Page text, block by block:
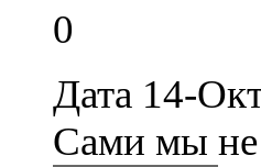
0
Дата 14-
Сами мы не